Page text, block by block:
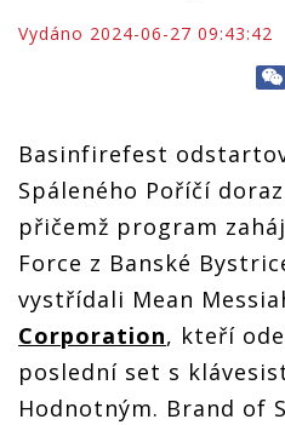
Vydáno 2024-06-27 09:43:42
Basinfirefest
Spáleného Poříčí
přičemž program
Force z Banské
vystřídali Mean
Corporation, kteří
poslední set s
Hodnotným. Brand of